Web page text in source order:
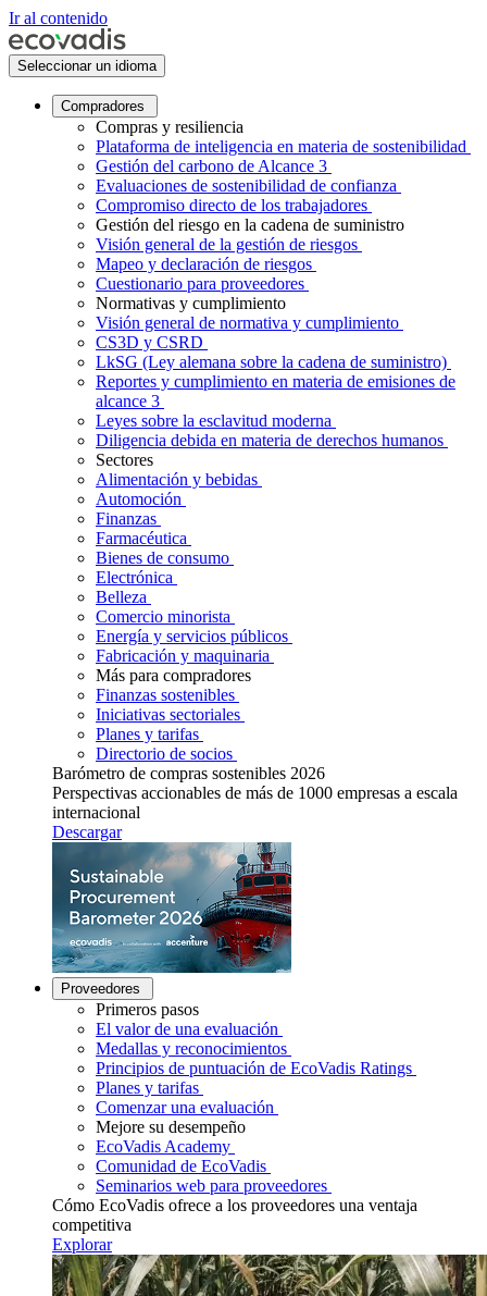
Ir al contenido
Seleccionar un idioma
Compradores
Compras y resiliencia
Plataforma de inteligencia en materia de sostenibilidad
Gestión del carbono de Alcance 3
Evaluaciones de sostenibilidad de confianza
Compromiso directo de los trabajadores
Gestión del riesgo en la cadena de suministro
Visión general de la gestión de riesgos
Mapeo y declaración de riesgos
Cuestionario para proveedores
Normativas y cumplimiento
Visión general de normativa y cumplimiento
CS3D y CSRD
LkSG (Ley alemana sobre la cadena de suministro)
Reportes y cumplimiento en materia de emisiones de
alcance 3
Leyes sobre la esclavitud moderna
Diligencia debida en materia de derechos humanos
Sectores
Alimentación y bebidas
Automoción
Finanzas
Farmacéutica
Bienes de consumo
Electrónica
Belleza
Comercio minorista
Energía y servicios públicos
Fabricación y maquinaria
Más para compradores
Finanzas sostenibles
Iniciativas sectoriales
Planes y tarifas
Directorio de socios
Barómetro de compras sostenibles 2026
Perspectivas accionables de más de 1000 empresas a escala
internacional
Descargar
Proveedores
Primeros pasos
El valor de una evaluación
Medallas y reconocimientos
Principios de puntuación de EcoVadis Ratings
Planes y tarifas
Comenzar una evaluación
Mejore su desempeño
EcoVadis Academy
Comunidad de EcoVadis
Seminarios web para proveedores
Cómo EcoVadis ofrece a los proveedores una ventaja
competitiva
Explorar